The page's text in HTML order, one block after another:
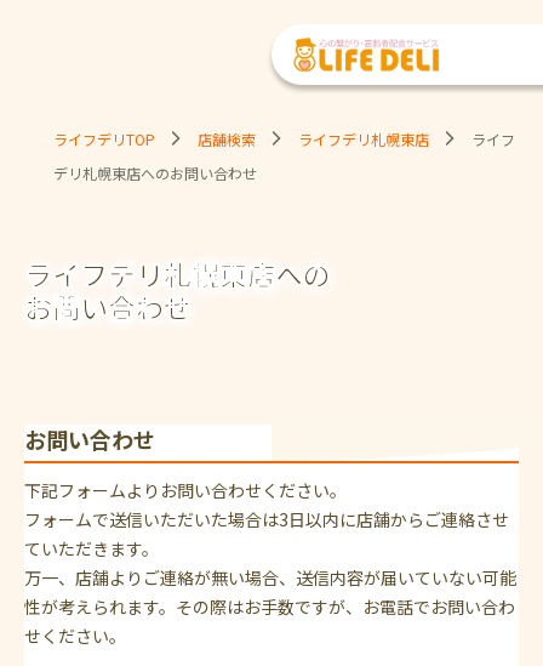
ライフデリTOP 店舗検索 ライフデリ札幌東店
ライフ
デリ札幌東店へのお問い合わせ
ライフデリ札幌東店への
お問い合わせ
お問い合わせ
下記フォームよりお問い合わせください。
フォームで送信いただいた場合は3日以内に店舗からご連絡させ
ていただきます。
万一、店舗よりご連絡が無い場合、送信内容が届いていない可能
性が考えられます。その際はお手数ですが、お電話でお問い合わ
せください。